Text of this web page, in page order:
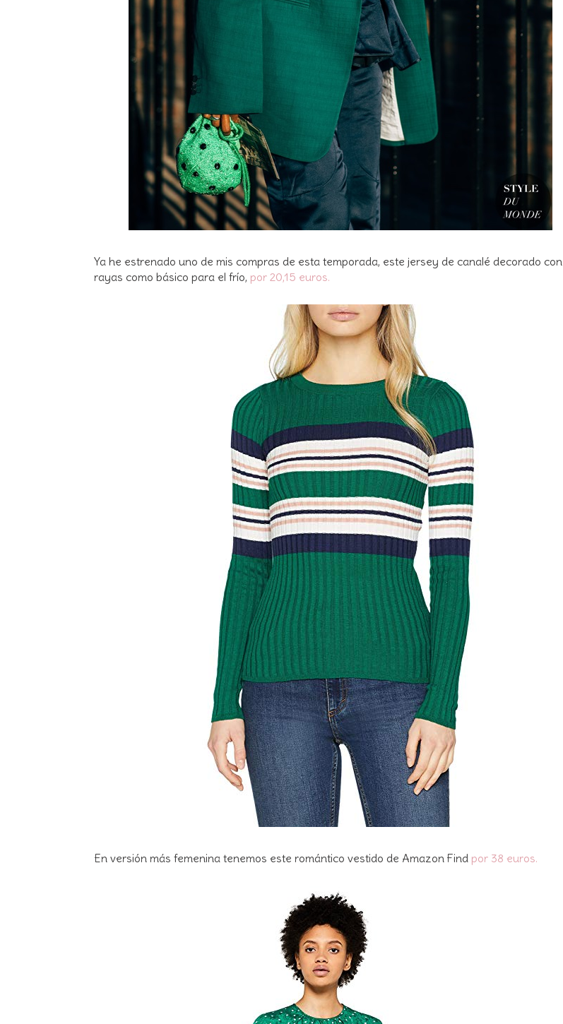
Ya he estrenado uno de mis compras de esta temporada, este jersey de canalé decorado con
rayas como básico para el frío, por 20,15 euros.
En versión más femenina tenemos este romántico vestido de Amazon Find por 38 euros.